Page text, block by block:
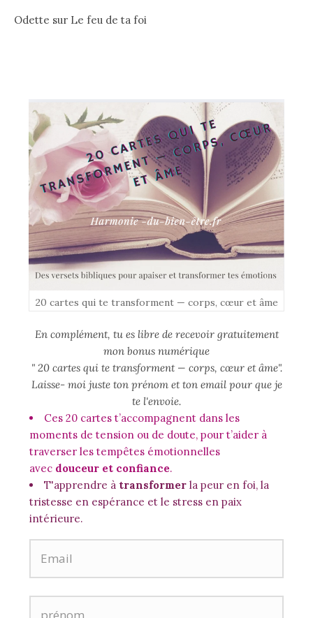
Odette sur Le feu de ta foi
20 cartes qui te transforment — corps, cœur et âme
En complément, tu es libre de recevoir gratuitement
mon bonus numérique
" 20 cartes qui te transforment — corps, cœur et âme".
Laisse- moi juste ton prénom et ton email pour que je
te l'envoie.
Ces 20 cartes t’accompagnent dans les
moments de tension ou de doute, pour t’aider à
traverser les tempêtes émotionnelles
avec douceur et confiance.
T'apprendre à transformer la peur en foi, la
tristesse en espérance et le stress en paix
intérieure.